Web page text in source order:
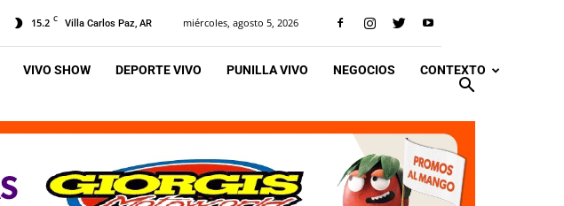
15.2 C Villa Carlos Paz, AR miércoles, agosto 5, 2026
VIVO SHOW DEPORTE VIVO PUNILLA VIVO NEGOCIOS CONTEXTO